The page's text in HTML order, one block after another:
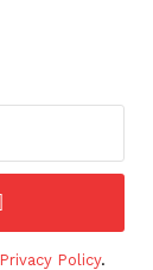
Privacy Policy.